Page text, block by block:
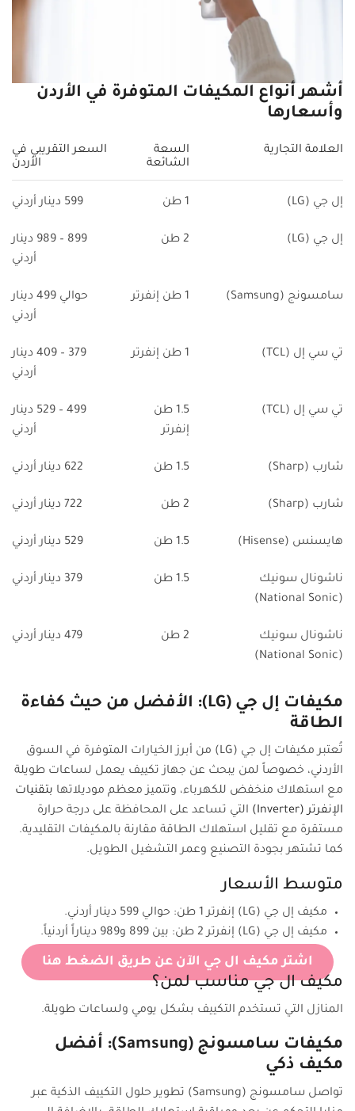
أشهر أنواع المكيفات المتوفرة في الأردن
وأسعارها
العلامة التجارية
السعة
الشائعة
السعر التقريبي في
الأردن
إل جي (LG) 1 طن 599 دينار أردني
إل جي (LG) 2 طن
899 – 989 دينار
أردني
سامسونج (Samsung) 1 طن إنفرتر
حوالي 499 دينار
أردني
تي سي إل (TCL) 1 طن إنفرتر
379 – 409 دينار
أردني
تي سي إل (TCL)
1.5 طن
إنفرتر
499 – 529 دينار
أردني
شارب (Sharp) 1.5 طن 622 دينار أردني
شارب (Sharp) 2 طن 722 دينار أردني
هايسنس (Hisense) 1.5 طن 529 دينار أردني
ناشونال سونيك
(National Sonic)
1.5 طن 379 دينار أردني
ناشونال سونيك
(National Sonic)
2 طن 479 دينار أردني
مكيفات إل جي (LG): الأفضل من حيث كفاءة
الطاقة
تُعتبر مكيفات إل جي (LG) من أبرز الخيارات المتوفرة في السوق
الأردني، خصوصاً لمن يبحث عن جهاز تكييف يعمل لساعات طويلة
مع استهلاك منخفض للكهرباء، وتتميز معظم موديلاتها بتقنيات
الإنفرتر (Inverter)
التي تساعد على المحافظة على درجة حرارة
مستقرة مع تقليل استهلاك الطاقة مقارنة بالمكيفات التقليدية.
كما تشتهر بجودة التصنيع وعمر التشغيل الطويل.
متوسط الأسعار
مكيف إل جي (LG) إنفرتر 1 طن: حوالي 599 دينار أردني.
مكيف إل جي (LG) إنفرتر 2 طن: بين 899 و989 ديناراً أردنياً.
اشتر مكيف ال جي الآن عن طريق الضغط هنا
مكيف ال جي مناسب لمن؟
المنازل التي تستخدم التكييف بشكل يومي ولساعات طويلة.
مكيفات سامسونج (Samsung): أفضل
مكيف ذكي
تواصل سامسونج (Samsung) تطوير حلول التكييف الذكية عبر